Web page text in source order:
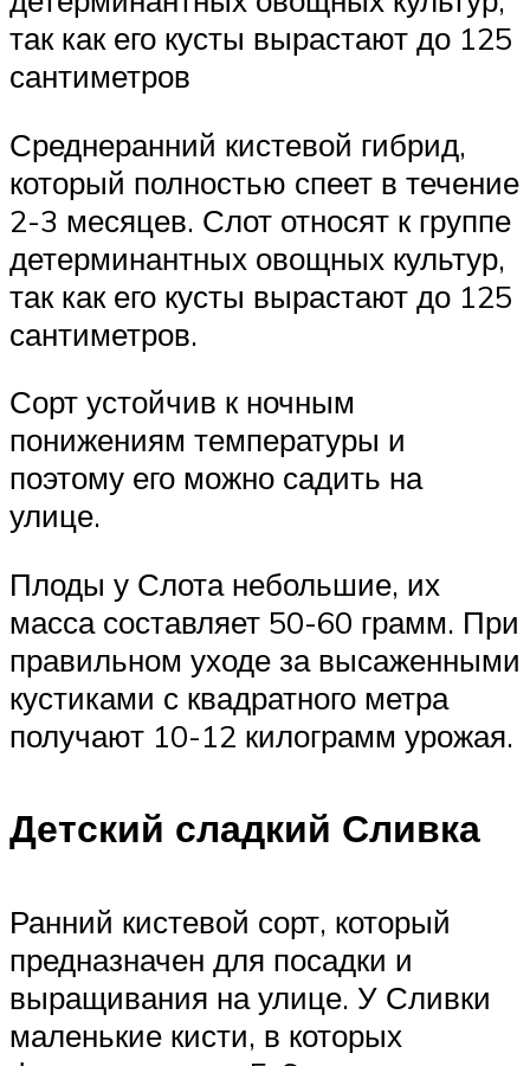
так как его кусты вырастают до 125
сантиметров
Среднеранний кистевой гибрид,
который полностью спеет в течение
2-3 месяцев. Слот относят к группе
детерминантных овощных культур,
так как его кусты вырастают до 125
сантиметров.
Сорт устойчив к ночным
понижениям температуры и
поэтому его можно садить на
улице.
Плоды у Слота небольшие, их
масса составляет 50-60 грамм. При
правильном уходе за высаженными
кустиками с квадратного метра
получают 10-12 килограмм урожая.
Детский сладкий Сливка
Ранний кистевой сорт, который
предназначен для посадки и
выращивания на улице. У Сливки
маленькие кисти, в которых